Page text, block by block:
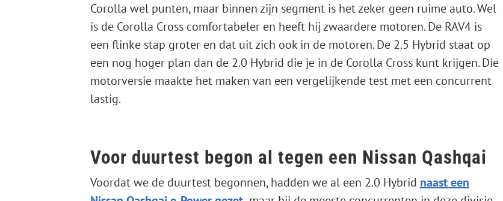
Corolla wel punten, maar binnen zijn segment is het zeker geen ruime auto. Wel
is de Corolla Cross comfortabeler en heeft hij zwaardere motoren. De RAV4 is
een flinke stap groter en dat uit zich ook in de motoren. De 2.5 Hybrid staat op
een nog hoger plan dan de 2.0 Hybrid die je in de Corolla Cross kunt krijgen. Die
motorversie maakte het maken van een vergelijkende test met een concurrent
lastig.
Voor duurtest begon al tegen een Nissan Qashqai
Voordat we de duurtest begonnen, hadden we al een 2.0 Hybrid naast een